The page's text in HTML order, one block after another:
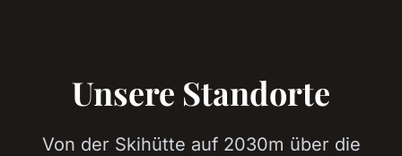
Unsere Standorte
Von der Skihütte auf 2030m über die